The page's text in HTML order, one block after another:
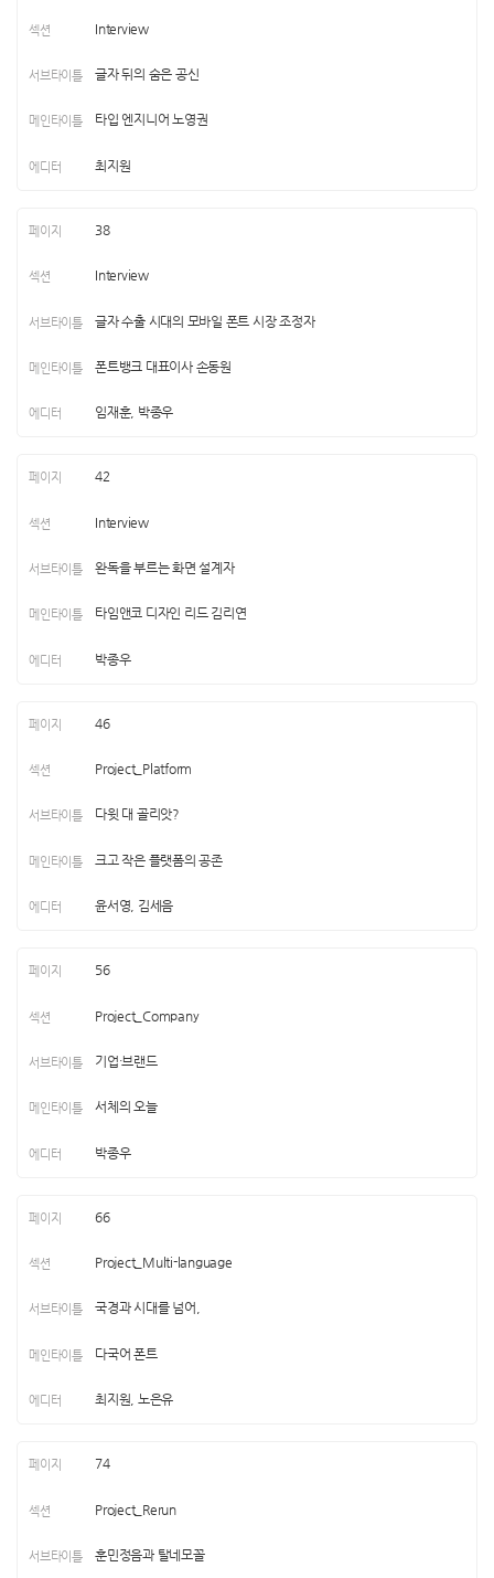
Interview
글자 뒤의 숨은 공신
타입 엔지니어 노영권
최지원
38
Interview
글자 수출 시대의 모바일 폰트 시장 조정자
폰트뱅크 대표이사 손동원
임재훈, 박종우
42
Interview
완독을 부르는 화면 설계자
타임앤코 디자인 리드 김리연
박종우
46
Project_Platform
다윗 대 골리앗?
크고 작은 플랫폼의 공존
윤서영, 김세음
56
Project_Company
기업·브랜드
서체의 오늘
박종우
66
Project_Multi-language
국경과 시대를 넘어,
다국어 폰트
최지원, 노은유
74
Project_Rerun
훈민정음과 탈네모꼴